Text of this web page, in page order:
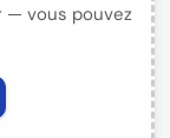
— vous pouvez